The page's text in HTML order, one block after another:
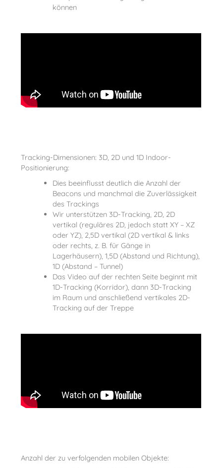
können
Tracking-Dimensionen: 3D, 2D und 1D Indoor-
Positionierung:
Dies beeinflusst deutlich die Anzahl der
Beacons und manchmal die Zuverlässigkeit
des Trackings
Wir unterstützen 3D-Tracking, 2D, 2D
vertikal (reguläres 2D, jedoch statt XY – XZ
oder YZ), 2,5D vertikal (2D vertikal & links
oder rechts, z. B. für Gänge in
Lagerhäusern), 1,5D (Abstand und Richtung),
1D (Abstand – Tunnel)
Das Video auf der rechten Seite beginnt mit
1D-Tracking (Korridor), dann 3D-Tracking
im Raum und anschließend vertikales 2D-
Tracking auf der Treppe
Anzahl der zu verfolgenden mobilen Objekte: